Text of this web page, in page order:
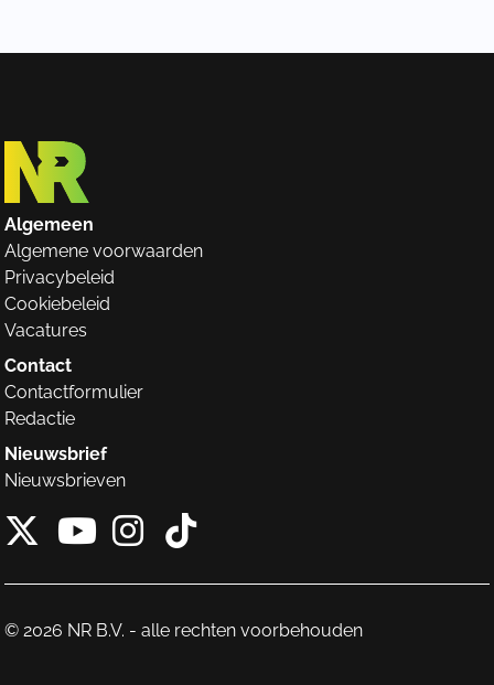
Algemeen
Algemene voorwaarden
Privacybeleid
Cookiebeleid
Vacatures
Contact
Contactformulier
Redactie
Nieuwsbrief
Nieuwsbrieven
X van NieuwRechts
Instagram van
Tiktok van
© 2026 NR B.V. - alle rechten voorbehouden